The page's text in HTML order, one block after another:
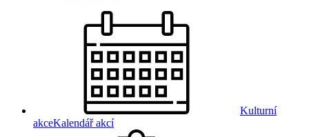
Kulturní
akceKalendář akcí